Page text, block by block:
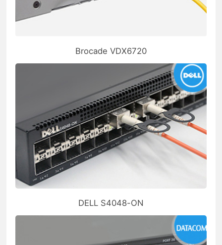
Brocade VDX6720
DELL S4048-ON